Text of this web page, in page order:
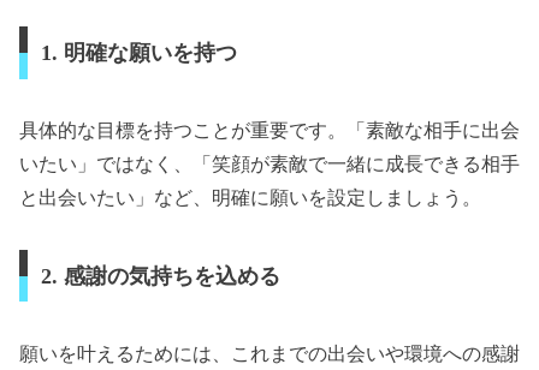
1. 明確な願いを持つ
具体的な目標を持つことが重要です。「素敵な相手に出会
いたい」ではなく、「笑顔が素敵で一緒に成長できる相手
と出会いたい」など、明確に願いを設定しましょう。
2. 感謝の気持ちを込める
願いを叶えるためには、これまでの出会いや環境への感謝